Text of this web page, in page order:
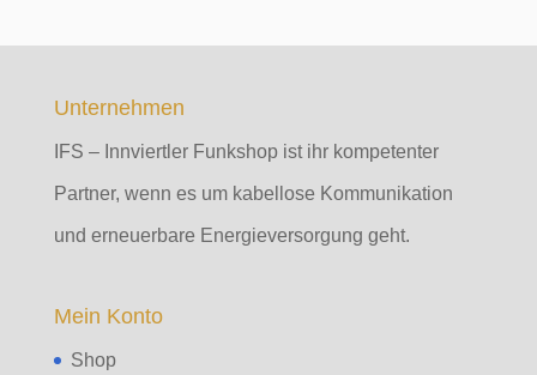
Unternehmen
IFS – Innviertler Funkshop ist ihr kompetenter
Partner, wenn es um kabellose Kommunikation
und erneuerbare Energieversorgung geht.
Mein Konto
Shop